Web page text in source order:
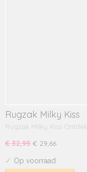
Rugzak Milky Kiss
Rugzak Milky Kiss
€ 32,95 € 29,66
✓ Op voorraad